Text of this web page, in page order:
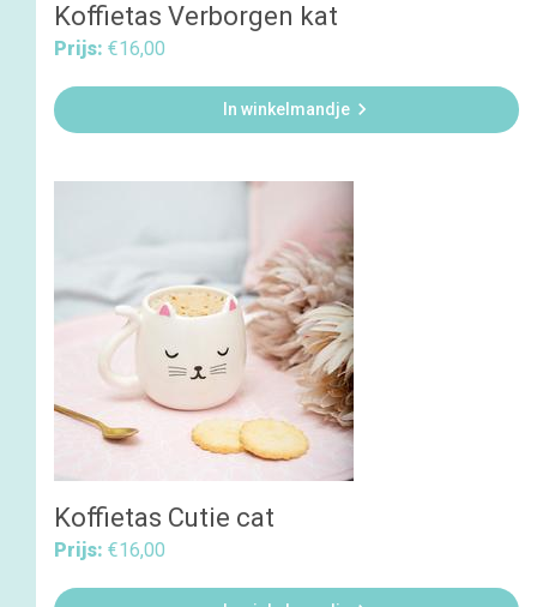
Koffietas Verborgen kat
Prijs: €16,00
In winkelmandje 
Koffietas Cutie cat
Prijs: €16,00